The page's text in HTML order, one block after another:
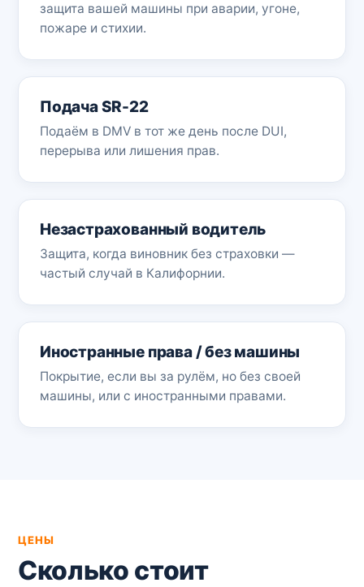
защита вашей машины при аварии, угоне,
пожаре и стихии.
Подача SR-22
Подаём в DMV в тот же день после DUI,
перерыва или лишения прав.
Незастрахованный водитель
Защита, когда виновник без страховки —
частый случай в Калифорнии.
Иностранные права / без машины
Покрытие, если вы за рулём, но без своей
машины, или с иностранными правами.
ЦЕНЫ
Сколько стоит